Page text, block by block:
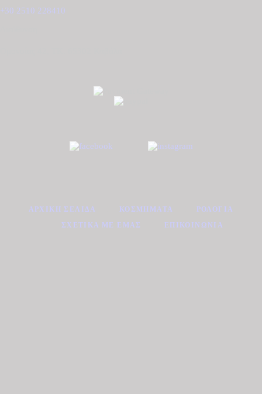
+30 2510 228410
ΑΡΧΙΚΉ ΣΕΛΊΔΑ ΚΟΣΜΉΜΑΤΑ
ΡΟΛΌΓΙΑ
ΣΧΕΤΙΚΆ ΜΕ ΕΜΆΣ
ΕΠΙΚΟΙΝΩΝΊΑ